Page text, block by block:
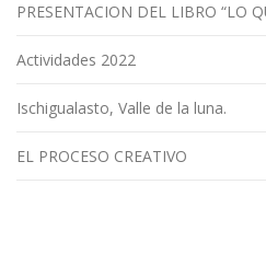
PRESENTACION DEL LIBRO “LO
Actividades 2022
Ischigualasto, Valle de la luna.
EL PROCESO CREATIVO